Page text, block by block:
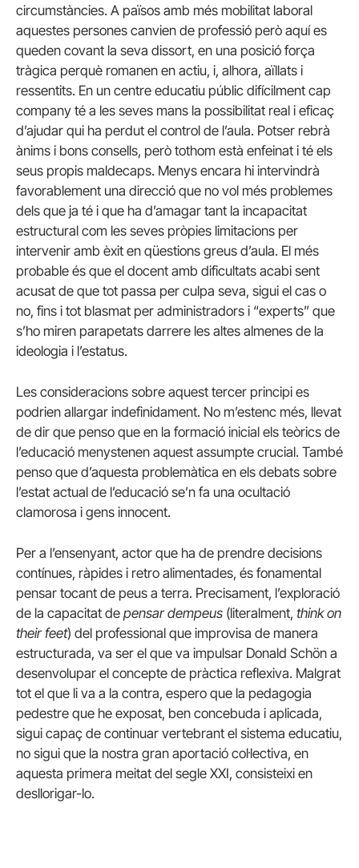
circumstàncies. A països amb més mobilitat laboral
aquestes persones canvien de professió però aquí es
queden covant la seva dissort, en una posició força
tràgica perquè romanen en actiu, i, alhora, aïllats i
ressentits. En un centre educatiu públic difícilment cap
company té a les seves mans la possibilitat real i eficaç
d’ajudar qui ha perdut el control de l’aula. Potser rebrà
ànims i bons consells, però tothom està enfeinat i té els
seus propis maldecaps. Menys encara hi intervindrà
favorablement una direcció que no vol més problemes
dels que ja té i que ha d’amagar tant la incapacitat
estructural com les seves pròpies limitacions per
intervenir amb èxit en qüestions greus d’aula. El més
probable és que el docent amb dificultats acabi sent
acusat de que tot passa per culpa seva, sigui el cas o
no, fins i tot blasmat per administradors i “experts” que
s’ho miren parapetats darrere les altes almenes de la
ideologia i l’estatus.
Les consideracions sobre aquest tercer principi es
podrien allargar indefinidament. No m’estenc més, llevat
de dir que penso que en la formació inicial els teòrics de
l’educació menystenen aquest assumpte crucial. També
penso que d’aquesta problemàtica en els debats sobre
l’estat actual de l’educació se’n fa una ocultació
clamorosa i gens innocent.
Per a l’ensenyant, actor que ha de prendre decisions
contínues, ràpides i retro alimentades, és fonamental
pensar tocant de peus a terra. Precisament, l’exploració
de la capacitat de pensar dempeus (literalment, think on
their feet) del professional que improvisa de manera
estructurada, va ser el que va impulsar Donald Schön a
desenvolupar el concepte de pràctica reflexiva. Malgrat
tot el que li va a la contra, espero que la pedagogia
pedestre que he exposat, ben concebuda i aplicada,
sigui capaç de continuar vertebrant el sistema educatiu,
no sigui que la nostra gran aportació col·lectiva, en
aquesta primera meitat del segle XXI, consisteixi en
desllorigar-lo.